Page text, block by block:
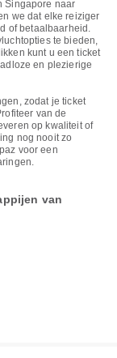
Singapore naar
we dat elke reiziger
of betaalbaarheid.
te bieden,
kunt u een ticket
en plezierige
zodat je ticket
van de
op kwaliteit of
nog nooit zo
voor een
van